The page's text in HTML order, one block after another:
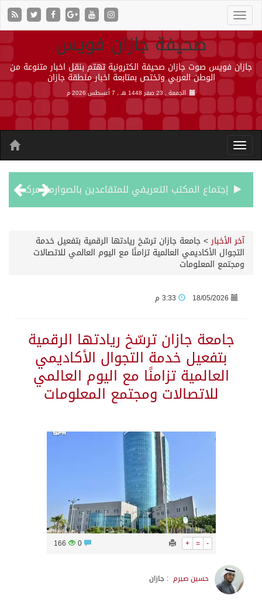
صحيفة جازان فويس
جازان فويس صوت جازان صحيفة الكترونية تهتم بنقل اخبار متنوعة من
الوطن العربي وتختص بمتابعة اخبار منطقة جازان
الجمعة , 23 صفر 1448 هـ , 7 أغسطس 2026 م
إجتماع المكتب التعريفي للمتقاعدين بالصوارمة-مركز الحكامية
آخر الأخبار>جامعة جازان ترسّخ ريادتها الرقمية بتفعيل خدمة
التجوال الأكاديمي العالمية تزامنًا مع اليوم العالمي للاتصالات
ومجتمع المعلومات
18/05/2026
جامعة جازان ترسّخ ريادتها الرقمية
بتفعيل خدمة التجوال الأكاديمي
العالمية تزامنًا مع اليوم العالمي
للاتصالات ومجتمع المعلومات
+ = -
0
166
حسين صيرم : جازان